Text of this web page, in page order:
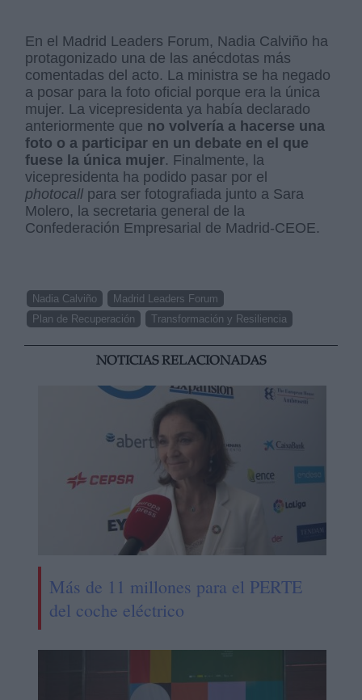
En el Madrid Leaders Forum, Nadia Calviño ha
protagonizado una de las anécdotas más
comentadas del acto. La ministra se ha negado
a posar para la foto oficial porque era la única
mujer. La vicepresidenta ya había declarado
anteriormente que no volvería a hacerse una
foto o a participar en un debate en el que
fuese la única mujer. Finalmente, la
vicepresidenta ha podido pasar por el
photocall para ser fotografiada junto a Sara
Molero, la secretaria general de la
Confederación Empresarial de Madrid-CEOE.
Nadia Calviño
Madrid Leaders Forum
Plan de Recuperación
Transformación y Resiliencia
NOTICIAS RELACIONADAS
Más de 11 millones para el PERTE
del coche eléctrico